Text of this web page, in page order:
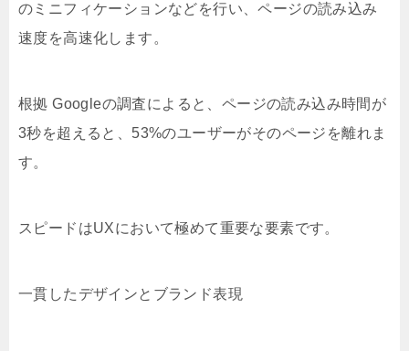
のミニフィケーションなどを行い、ページの読み込み
速度を高速化します。
根拠 Googleの調査によると、ページの読み込み時間が
3秒を超えると、53%のユーザーがそのページを離れま
す。
スピードはUXにおいて極めて重要な要素です。
一貫したデザインとブランド表現